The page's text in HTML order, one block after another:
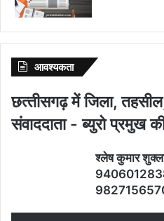
आवश्‍यकता
छत्‍तीसगढ़ में जिला,
संवाददाता - ब्‍युरो प्रमुख
श्‍लेष कुमार